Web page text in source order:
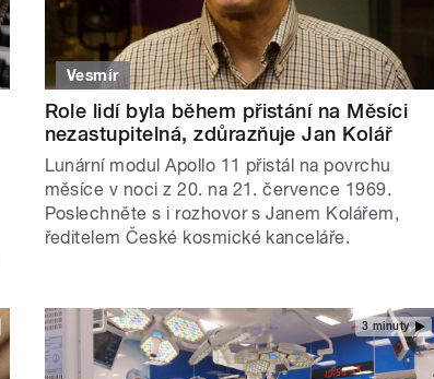
Vesmír
Role lidí byla během přistání na Měsíci
nezastupitelná, zdůrazňuje Jan Kolář
Lunární modul Apollo 11 přistál na povrchu
měsíce v noci z 20. na 21. července 1969.
Poslechněte s i rozhovor s Janem Kolářem,
ředitelem České kosmické kanceláře.
3 minuty